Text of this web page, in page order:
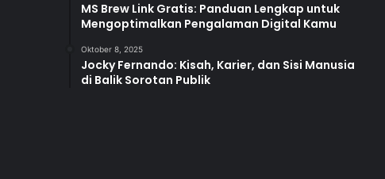
MS Brew Link Gratis: Panduan Lengkap untuk
Mengoptimalkan Pengalaman Digital Kamu
Oktober 8, 2025
Jocky Fernando: Kisah, Karier, dan Sisi Manusia
di Balik Sorotan Publik